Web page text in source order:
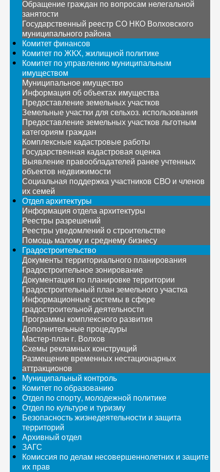
Обращение граждан по вопросам нелегальной
занятости
Государственный реестр СО НКО Волховского
муниципального района
Комитет финансов
Комитет по ЖКХ, жилищной политике
Комитет по управлению муниципальным
имуществом
Муниципальное имущество
Информация об объектах имущества
Предоставление земельных участков
Земельные участки для сельхоз. использования
Предоставление земельных участков льготным
категориям граждан
Комплексные кадастровые работы
Государственная кадастровая оценка
Выявление правообладателей ранее учтенных
объектов недвижимости
Социальная поддержка участников СВО и членов
их семей
Отдел архитектуры
Информация отдела архитектуры
Реестры разрешений
Реестры уведомлений о строительстве
Помощь малому и среднему бизнесу
Градостроительство
Документы территориального планирования
Градостроительное зонирование
Документация по планировке территории
Градостроительный план земельного участка
Информационные системы в сфере
градостроительной деятельности
Программы комплексного развития
Дополнительные процедуры
Мастер-план г. Волхов
Схемы рекламных конструкций
Размещение временных нестационарных
аттракционов
Муниципальный контроль
Комитет по образованию
Отдел по спорту, молодежной политике
Отдел по культуре и туризму
Безопасность жизнедеятельности и защита
территорий
Архивный отдел
ЗАГС
Комиссия по делам несовершеннолетних и защите
их прав